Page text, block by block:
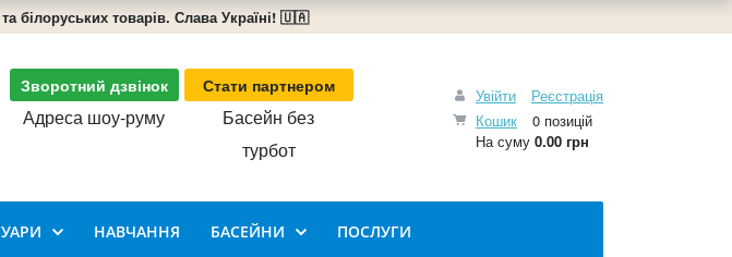
білоруських товарів. Слава Україні! 🇺🇦
Увійти
Реєстрація
Кошик
0 позицій
На суму 0.00 грн
Зворотний дзвінок Стати партнером
Адреса шоу-руму
Басейн без
турбот
НАВЧАННЯ БАСЕЙНИ ПОСЛУГИ